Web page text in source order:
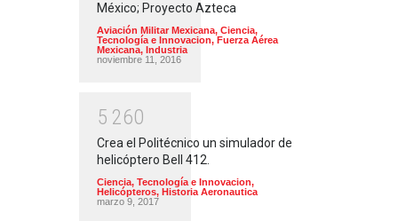
México; Proyecto Azteca
Aviación Militar Mexicana, Ciencia,
Tecnología e Innovacion, Fuerza Aérea
Mexicana, Industria
noviembre 11, 2016
5 260
Crea el Politécnico un simulador de
helicóptero Bell 412.
Ciencia, Tecnología e Innovacion,
Helicópteros, Historia Aeronautica
marzo 9, 2017